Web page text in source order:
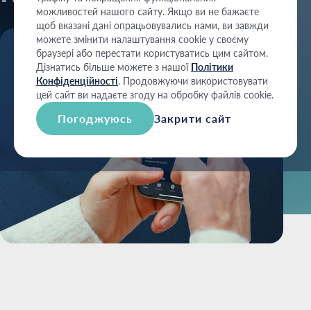
можливостей нашого сайту. Якщо ви не бажаєте
щоб вказані дані опрацьовувались нами, ви завжди
можете змінити налаштування cookie у своєму
браузері або перестати користуватись цим сайтом.
Дізнатись більше можете з нашої Політики
Конфіденційності. Продовжуючи використовувати
цей сайт ви надаєте згоду на обробку файлів cookie.
Погоджуюсь Закрити сайт